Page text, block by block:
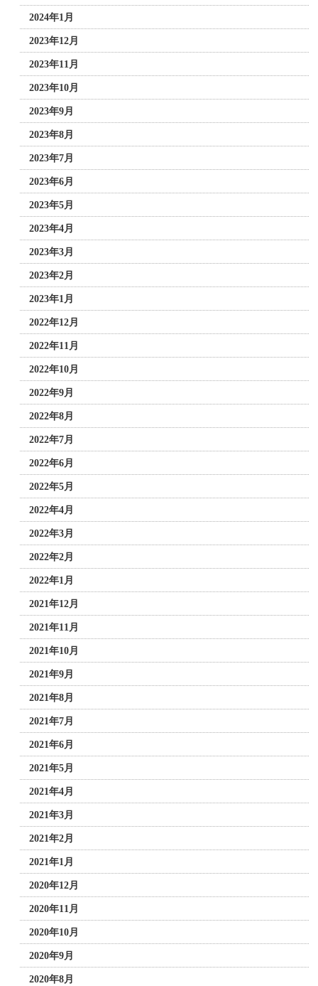
2024年1月
2023年12月
2023年11月
2023年10月
2023年9月
2023年8月
2023年7月
2023年6月
2023年5月
2023年4月
2023年3月
2023年2月
2023年1月
2022年12月
2022年11月
2022年10月
2022年9月
2022年8月
2022年7月
2022年6月
2022年5月
2022年4月
2022年3月
2022年2月
2022年1月
2021年12月
2021年11月
2021年10月
2021年9月
2021年8月
2021年7月
2021年6月
2021年5月
2021年4月
2021年3月
2021年2月
2021年1月
2020年12月
2020年11月
2020年10月
2020年9月
2020年8月